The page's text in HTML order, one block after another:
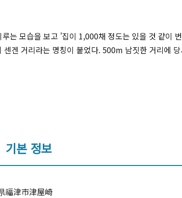
는 모습을 보고 ’집이 1,000채 정도는 있을 것 같이
겐 거리라는 명칭이 붙었다. 500m 남짓한 거리에
기본 정보
津市津屋崎